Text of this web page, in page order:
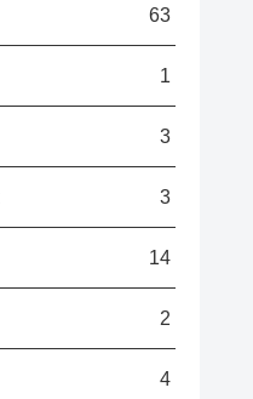
63
1
3
3
14
2
4